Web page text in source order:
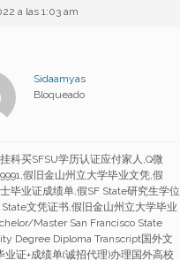
a las 1:03 am
Sidaamyas
Bloqueado
挂科买SFSU学历认证应付家人,Q微
假旧金山州立大学毕业文凭,假
毕业证成绩单,假SF State研究生学位
State文凭证书,假旧金山州立大学毕业
Master San Francisco State
Degree Diploma Transcript国外文
业证+成绩单(诚招代理)办理国外高校